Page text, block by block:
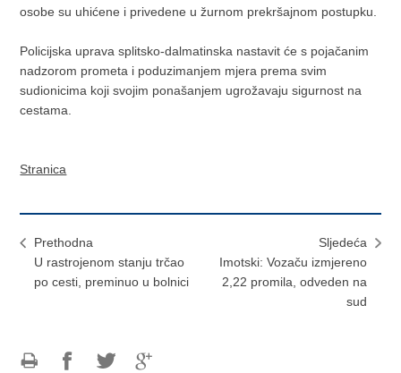
osobe su uhićene i privedene u žurnom prekršajnom postupku.
Policijska uprava splitsko-dalmatinska nastavit će s pojačanim
nadzorom prometa i poduzimanjem mjera prema svim
sudionicima koji svojim ponašanjem ugrožavaju sigurnost na
cestama.
Stranica
Prethodna
U rastrojenom stanju trčao
po cesti, preminuo u bolnici
Sljedeća
Imotski: Vozaču izmjereno
2,22 promila, odveden na
sud